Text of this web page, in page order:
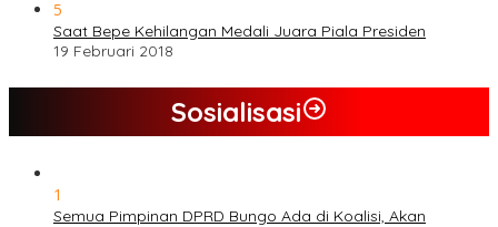
5
Saat Bepe Kehilangan Medali Juara Piala Presiden
19 Februari 2018
Sosialisasi
1
Semua Pimpinan DPRD Bungo Ada di Koalisi, Akan